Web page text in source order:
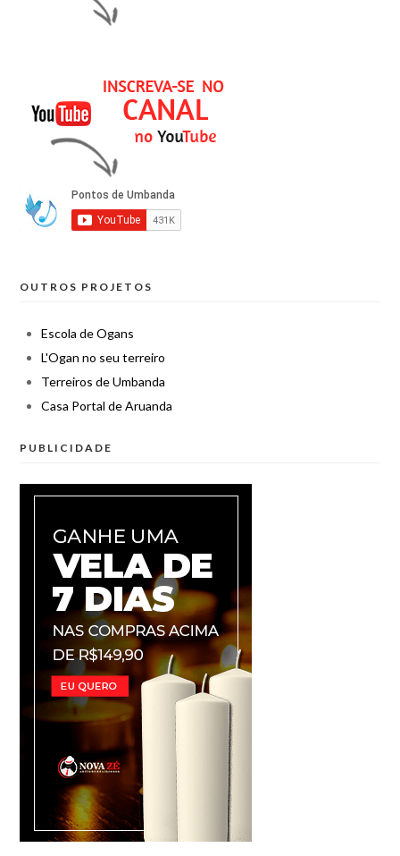
OUTROS PROJETOS
Escola de Ogans
L'Ogan no seu terreiro
Terreiros de Umbanda
Casa Portal de Aruanda
PUBLICIDADE